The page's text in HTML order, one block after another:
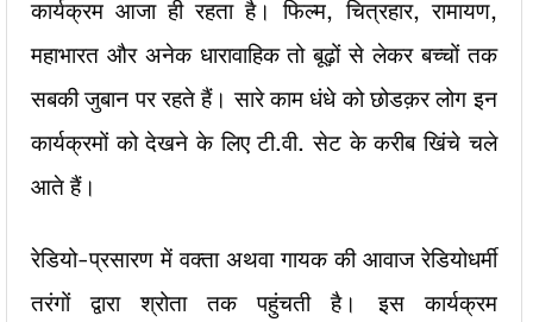
कार्यक्रम आजा ही रहता है। फिल्म, चित्रहार, रामायण,
महाभारत और अनेक धारावाहिक तो बूढ़ों से लेकर बच्चों तक
सबकी जुबान पर रहते हैं। सारे काम धंधे को छोडक़र लोग इन
कार्यक्रमों को देखने के लिए टी.वी. सेट के करीब खिंचे चले
आते हैं।
रेडियो-प्रसारण में वक्ता अथवा गायक की आवाज रेडियोधर्मी
तरंगों द्वारा श्रोता तक पहुंचती है। इस कार्यक्रम